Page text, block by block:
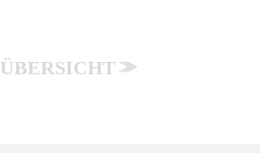
ÜBERSICHT